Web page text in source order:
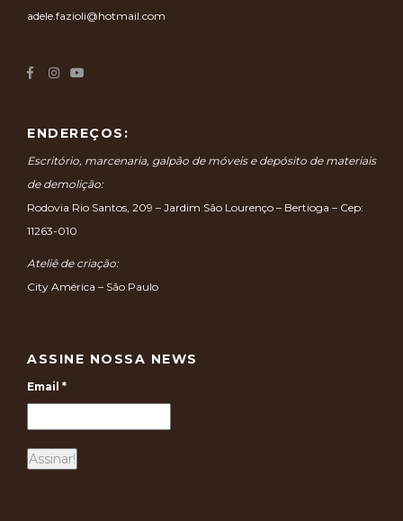
adele.fazioli@hotmail.com
ENDEREÇOS:
Escritório, marcenaria, galpão de móveis e depósito de materiais
de demolição:
Rodovia Rio Santos, 209 – Jardim São Lourenço – Bertioga – Cep:
11263-010
Ateliê de criação:
City América – São Paulo
ASSINE NOSSA NEWS
Email *